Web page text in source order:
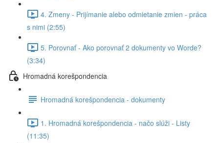
4. Zmeny - Prijímanie alebo odmietanie zmien - práca
s nimi (2:55)
5. Porovnať - Ako porovnať 2 dokumenty vo Worde?
(3:34)
Hromadná korešpondencia
Hromadná korešpondencia - dokumenty
1. Hromadná korešpondencia - načo slúži - Listy
(11:35)